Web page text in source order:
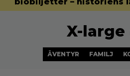
X-large
ÄVENTYR FAMILJ